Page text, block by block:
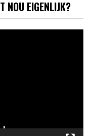
NOU EIGENLIJK?